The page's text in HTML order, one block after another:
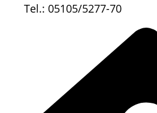
Tel.: 05105/5277-70